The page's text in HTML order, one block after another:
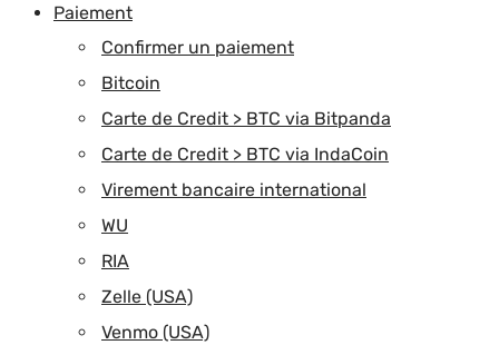
Paiement
Confirmer un paiement
Bitcoin
Carte de Credit > BTC via Bitpanda
Carte de Credit > BTC via IndaCoin
Virement bancaire international
WU
RIA
Zelle (USA)
Venmo (USA)